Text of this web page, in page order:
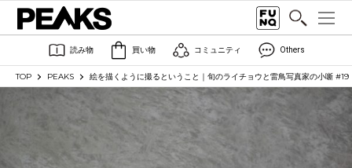
読み物 買い物 コミュニティ Others
TOP PEAKS 絵を描くように撮るということ｜旬のライチョウと雷鳥写真家の小噺 #19